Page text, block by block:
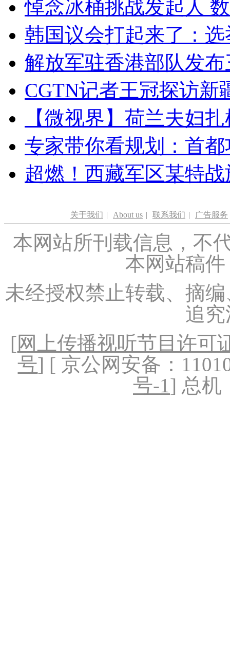
悼念冰桶挑战发起人
韩国议会打起来了：
解放军驻香港部队发
CGTN记者王冠探访新
【微视界】荷兰夫妇
专家带你看规划：首
超燃！西藏军区某特
关于我们 | About us | 联系我们 | 广告服务
本网站所刊载信息，不
本网站稿
未经授权禁止转载、摘
追
[网上传播视听节目许可
号] [ 京公网安备：
号-1] 总机